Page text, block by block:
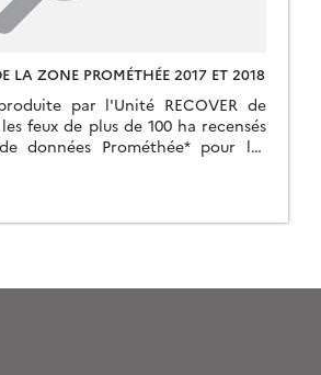
LA ZONE PROMÉTHÉE 2017 ET 2018
par l'Unité RECOVER de
feux de plus de 100 ha recensés
données Prométhée* pour les